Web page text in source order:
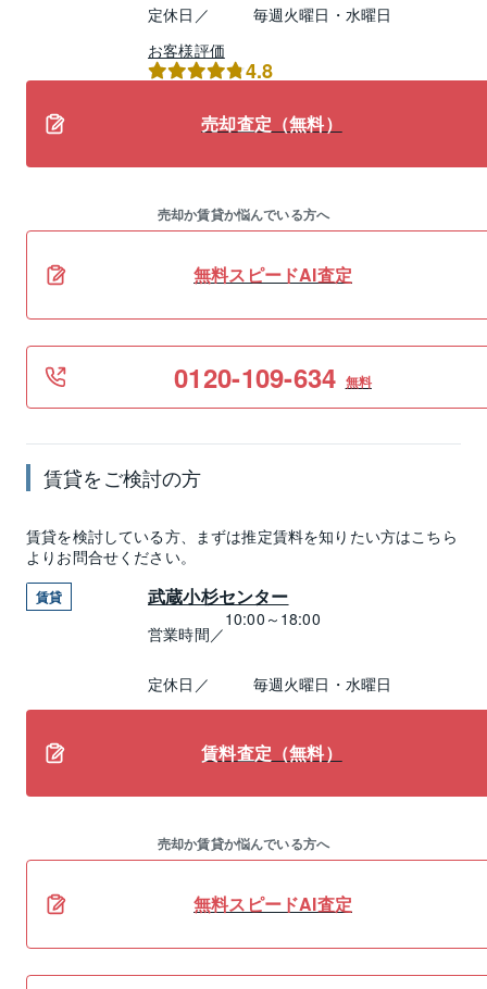
定休日／
毎週火曜日・水曜日
お客様評価
4.8
売却査定（無料）
売却か賃貸か悩んでいる方へ
無料スピードAI査定
0120-109-634 無料
賃貸をご検討の方
賃貸を検討している方、まずは推定賃料を知りたい方はこちら
よりお問合せください。
賃貸 武蔵小杉センター
営業時間／
10:00～18:00
定休日／ 毎週火曜日・水曜日
賃料査定（無料）
売却か賃貸か悩んでいる方へ
無料スピードAI査定